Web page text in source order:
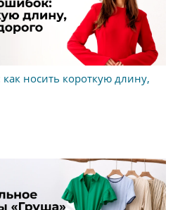
носить короткую длину,